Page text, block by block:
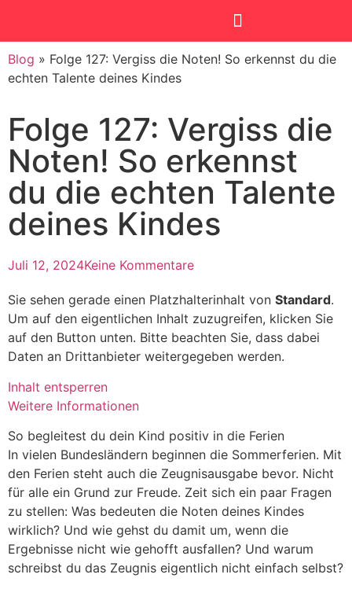
Blog » Folge 127: Vergiss die Noten! So erkennst du die
echten Talente deines Kindes
Folge 127: Vergiss die
Noten! So erkennst
du die echten Talente
deines Kindes
Juli 12, 2024Keine Kommentare
Sie sehen gerade einen Platzhalterinhalt von Standard.
Um auf den eigentlichen Inhalt zuzugreifen, klicken Sie
auf den Button unten. Bitte beachten Sie, dass dabei
Daten an Drittanbieter weitergegeben werden.
Inhalt entsperren
Weitere Informationen
So begleitest du dein Kind positiv in die Ferien
In vielen Bundesländern beginnen die Sommerferien. Mit
den Ferien steht auch die Zeugnisausgabe bevor. Nicht
für alle ein Grund zur Freude. Zeit sich ein paar Fragen
zu stellen: Was bedeuten die Noten deines Kindes
wirklich? Und wie gehst du damit um, wenn die
Ergebnisse nicht wie gehofft ausfallen? Und warum
schreibst du das Zeugnis eigentlich nicht einfach selbst?